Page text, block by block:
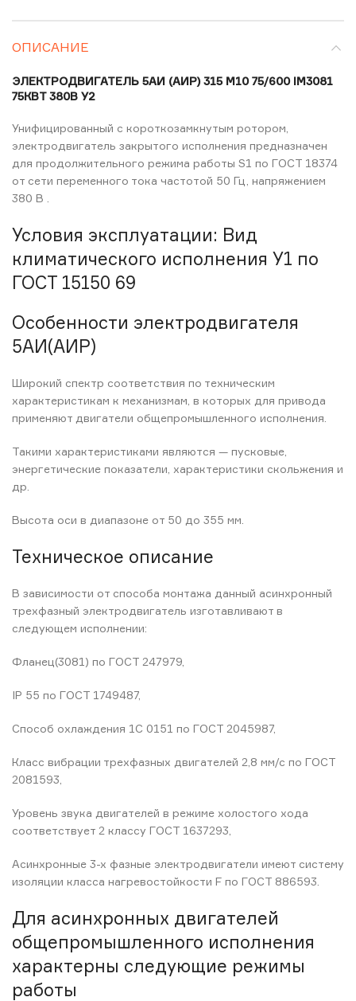
ОПИСАНИЕ
ЭЛЕКТРОДВИГАТЕЛЬ 5АИ (АИР) 315 М10 75/600 IM3081
75КВТ 380В У2
Унифицированный с короткозамкнутым ротором,
электродвигатель закрытого исполнения предназначен
для продолжительного режима работы S1 по ГОСТ 18374
от сети переменного тока частотой 50 Гц, напряжением
380 В .
Условия эксплуатации: Вид
климатического исполнения У1 по
ГОСТ 15150 69
Особенности электродвигателя
5АИ(АИР)
Широкий спектр соответствия по техническим
характеристикам к механизмам, в которых для привода
применяют двигатели общепромышленного исполнения.
Такими характеристиками являются — пусковые,
энергетические показатели, характеристики скольжения и
др.
Высота оси в диапазоне от 50 до 355 мм.
Техническое описание
В зависимости от способа монтажа данный асинхронный
трехфазный электродвигатель изготавливают в
следующем исполнении:
Фланец(3081) по ГОСТ 247979,
IP 55 по ГОСТ 1749487,
Способ охлаждения 1С 0151 по ГОСТ 2045987,
Класс вибрации трехфазных двигателей 2,8 мм/с по ГОСТ
2081593,
Уровень звука двигателей в режиме холостого хода
соответствует 2 классу ГОСТ 1637293,
Асинхронные 3-х фазные электродвигатели имеют систему
изоляции класса нагревостойкости F по ГОСТ 886593.
Для асинхронных двигателей
общепромышленного исполнения
характерны следующие режимы
работы